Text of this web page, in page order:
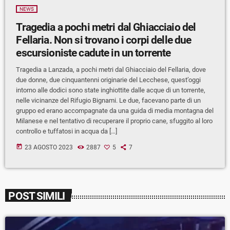
NEWS
Tragedia a pochi metri dal Ghiacciaio del
Fellaria. Non si trovano i corpi delle due
escursioniste cadute in un torrente
Tragedia a Lanzada, a pochi metri dal Ghiacciaio del Fellaria, dove
due donne, due cinquantenni originarie del Lecchese, quest’oggi
intorno alle dodici sono state inghiottite dalle acque di un torrente,
nelle vicinanze del Rifugio Bignami. Le due, facevano parte di un
gruppo ed erano accompagnate da una guida di media montagna del
Milanese e nel tentativo di recuperare il proprio cane, sfuggito al loro
controllo e tuffatosi in acqua da […]
today 23 AGOSTO 2023 2887 5 7
POST SIMILI